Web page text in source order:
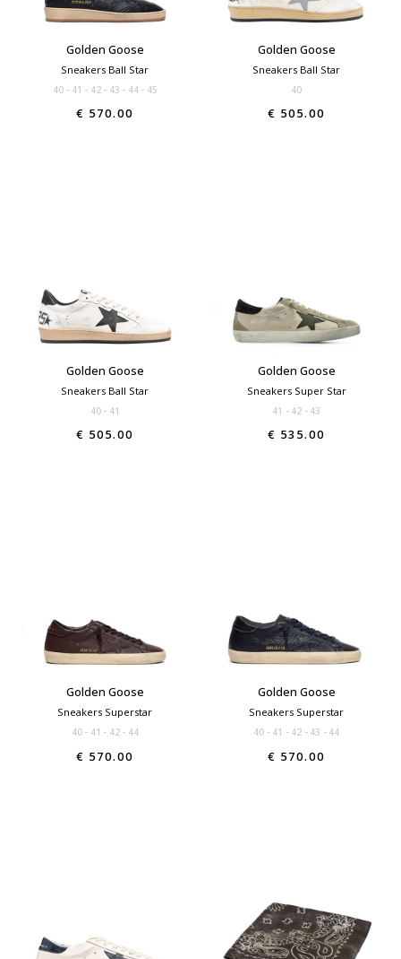
Golden Goose
Sneakers Ball Star
40 41 42 43 44 45
€ 570.00
Golden Goose
Sneakers Ball Star
40
€ 505.00
Golden Goose
Sneakers Ball Star
40 41
€ 505.00
Golden Goose
Sneakers Super Star
41 42 43
€ 535.00
Golden Goose
Sneakers Superstar
40 41 42 44
€ 570.00
Golden Goose
Sneakers Superstar
40 41 42 43 44
€ 570.00